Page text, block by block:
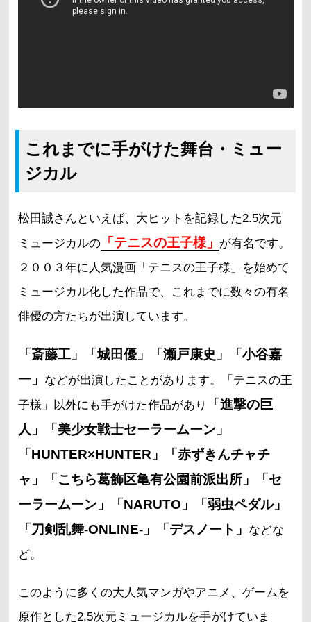
これまでに手がけた舞台・ミュー
ジカル
松田誠さんといえば、大ヒットを記録した2.5次元
ミュージカルの「テニスの王子様」 が有名です。
２００３年に人気漫画「テニスの王子様」を始めて
ミュージカル化した作品で、これまでに数々の有名
俳優の方たちが出演しています。
「斎藤工」「城田優」「瀬戸康史」「小谷嘉
一」 などが出演したことがあります。「テニスの王
子様」以外にも手がけた作品があり
「進撃の巨
人」「美少女戦士セーラームーン」
「HUNTER×HUNTER」「赤ずきんチャチ
ャ」「こちら葛飾区亀有公園前派出所」「セ
ーラームーン」「NARUTO」「弱虫ペダル」
「刀剣乱舞-ONLINE-」「デスノート」 などな
ど。
このように多くの大人気マンガやアニメ、ゲームを
原作とした2.5次元ミュージカルを手がけていま